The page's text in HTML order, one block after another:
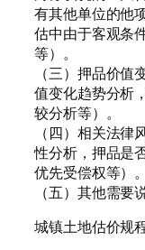
有其他单位的他
估中由于客观条
等）。
（三）押品价
值变化趋势分析
较分析等）。
（四）相关法
性分析，押品是
优先受偿权等）。
（五）其他需要
城镇土地估价规